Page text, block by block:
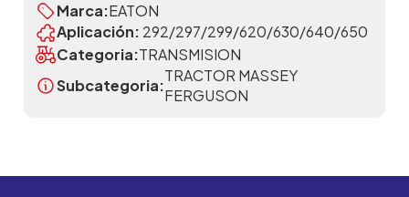
Marca:EATON
Aplicación: 292/297/299/620/630/640/650
Categoria:TRANSMISION
Subcategoria:
TRACTOR MASSEY
FERGUSON